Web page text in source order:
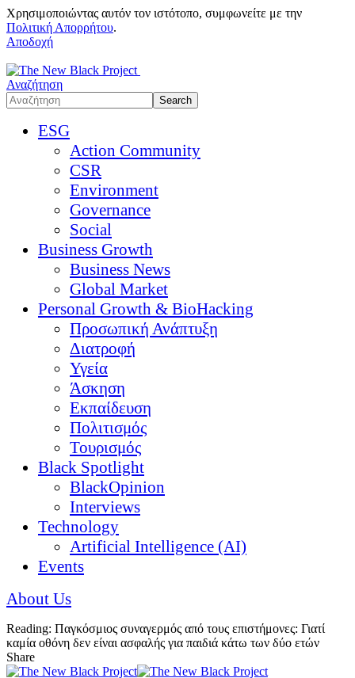
Χρησιμοποιώντας αυτόν τον ιστότοπο, συμφωνείτε με την
Πολιτική Απορρήτου.
Αποδοχή
Αναζήτηση
ESG
Action Community
CSR
Environment
Governance
Social
Business Growth
Business News
Global Market
Personal Growth & BioHacking
Προσωπική Ανάπτυξη
Διατροφή
Υγεία
Άσκηση
Εκπαίδευση
Πολιτισμός
Τουρισμός
Black Spotlight
BlackOpinion
Interviews
Technology
Artificial Intelligence (AI)
Events
About Us
Reading: Παγκόσμιος συναγερμός από τους επιστήμονες: Γιατί
καμία οθόνη δεν είναι ασφαλής για παιδιά κάτω των δύο ετών
Share